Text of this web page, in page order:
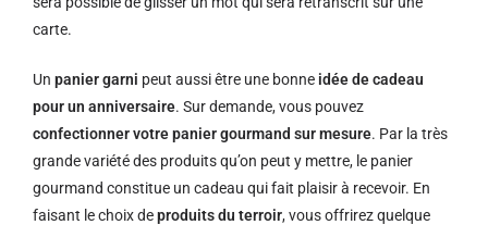
carte.
Un panier garni peut aussi être une bonne idée de cadeau
pour un anniversaire. Sur demande, vous pouvez
confectionner votre panier gourmand sur mesure. Par la très
grande variété des produits qu’on peut y mettre, le panier
gourmand constitue un cadeau qui fait plaisir à recevoir. En
faisant le choix deproduits du terroir, vous offrirez quelque